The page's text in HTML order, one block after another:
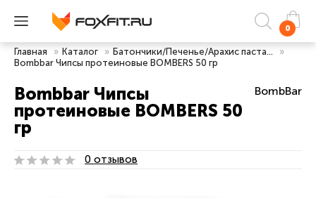
0
Главная » Каталог » Батончики/Печенье/Арахис паста...
»
Bombbar Чипсы протеиновые BOMBERS 50 гр
Bombbar Чипсы
протеиновые BOMBERS 50
гр
BombBar
0 отзывов